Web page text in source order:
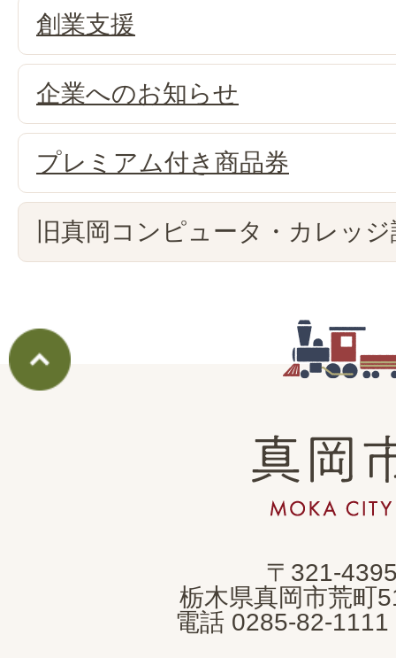
創業支援
企業へのお知らせ
プレミアム付き商品券
旧真岡コンピュータ・カレッ
真
岡
市
CITY
〒321-
栃木県真岡市荒町
電話 0285-82-1111